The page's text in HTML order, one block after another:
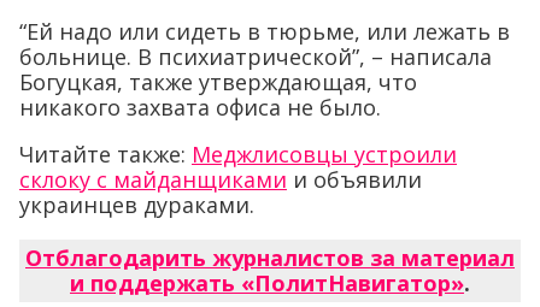
“Ей надо или сидеть в тюрьме, или лежать в
больнице. В психиатрической”, – написала
Богуцкая, также утверждающая, что
никакого захвата офиса не было.
Читайте также: Меджлисовцы устроили
склоку с майданщиками и объявили
украинцев дураками.
Отблагодарить журналистов за материал
и поддержать «ПолитНавигатор».